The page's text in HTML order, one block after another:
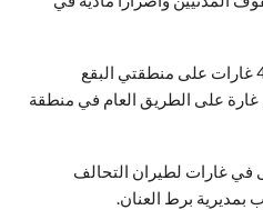
ففي صعدة شن طيران التحالف 4 غارات على منطقتي البقع
على الطريق العام في منطقة
غارات لطيران التحالف
برط العنان.